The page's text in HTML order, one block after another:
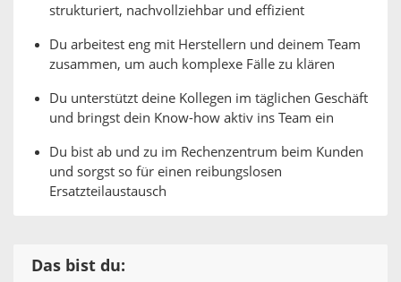
strukturiert, nachvollziehbar und effizient
Du arbeitest eng mit Herstellern und deinem Team
zusammen, um auch komplexe Fälle zu klären
Du unterstützt deine Kollegen im täglichen Geschäft
und bringst dein Know-how aktiv ins Team ein
Du bist ab und zu im Rechenzentrum beim Kunden
und sorgst so für einen reibungslosen
Ersatzteilaustausch
Das bist du: